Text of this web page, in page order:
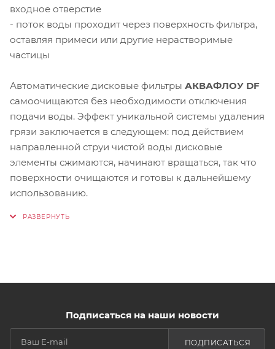
входное отверстие
- поток воды проходит через поверхность фильтра,
оставляя примеси или другие нерастворимые
частицы
Автоматические дисковые фильтры АКВАФЛОУ DF
самоочищаются без необходимости отключения
подачи воды. Эффект уникальной системы удаления
грязи заключается в следующем: под действием
направленной струи чистой воды дисковые
элементы сжимаются, начинают вращаться, так что
поверхности очищаются и готовы к дальнейшему
использованию.
Подписаться на наши новости
ПОДПИСАТЬСЯ